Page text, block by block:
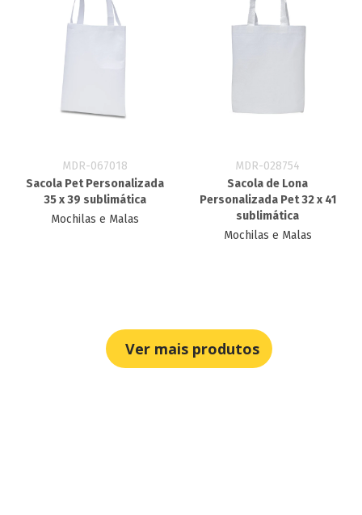
MDR-067018
Sacola Pet Personalizada
35 x 39 sublimática
Mochilas e Malas
MDR-028754
Sacola de Lona
Personalizada Pet 32 x 41
sublimática
Mochilas e Malas
Ver mais produtos